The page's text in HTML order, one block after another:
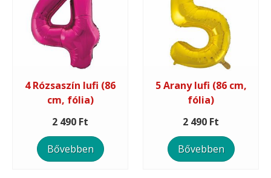
4 Rózsaszín lufi (86
cm, fólia)
2 490 Ft
Bővebben
5 Arany lufi (86 cm,
fólia)
2 490 Ft
Bővebben